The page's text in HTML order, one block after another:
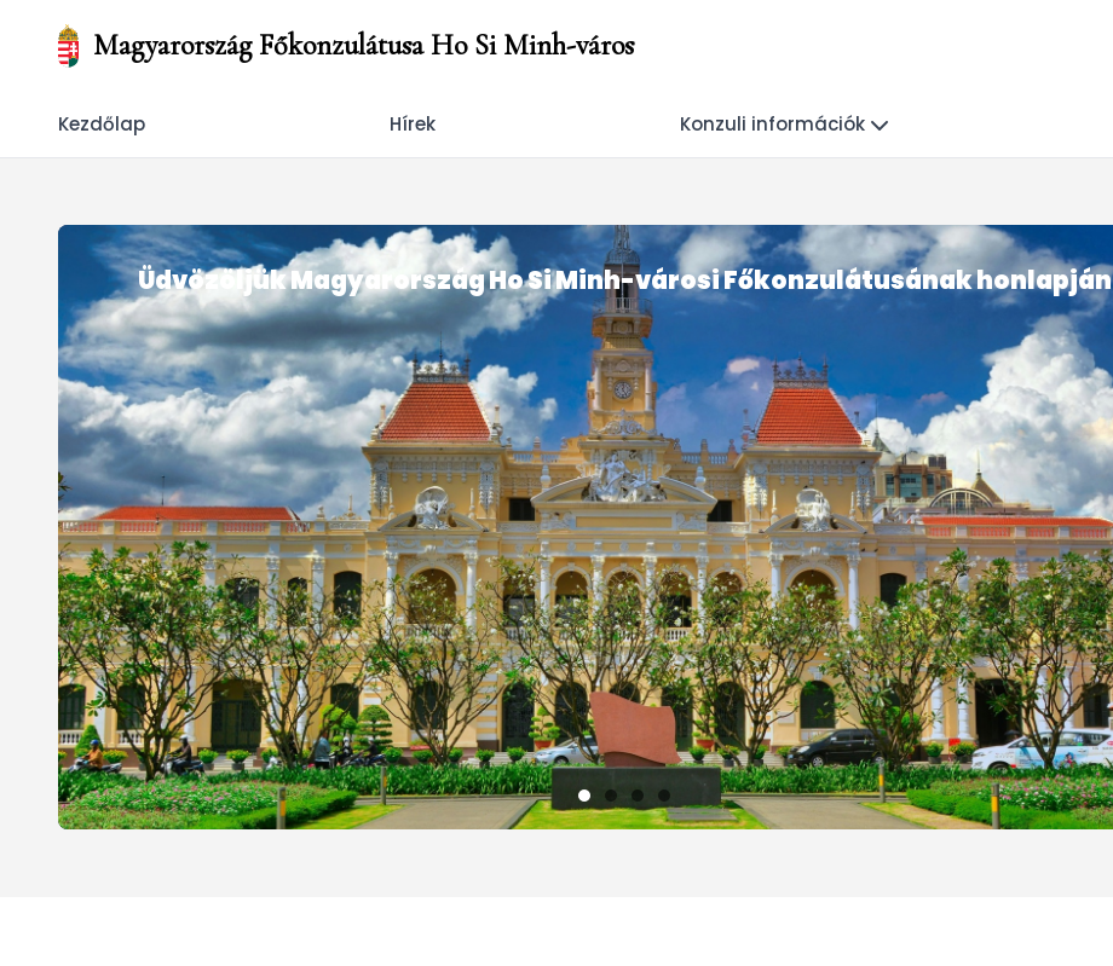
Magyarország Főkonzulátusa Ho Si Minh-város
Kezdőlap Hírek Konzuli információk
Üdvözöljük Magyarország Ho Si Minh-városi Főkonzulátusának honlapján